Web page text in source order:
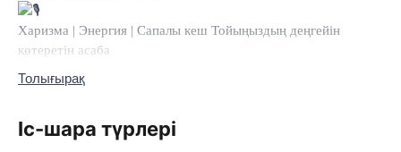
Харизма | Энергия | Сапалы кеш Тойыңыздың деңгейін
көтеретін асаба
Толығырақ
Іс-шара түрлері